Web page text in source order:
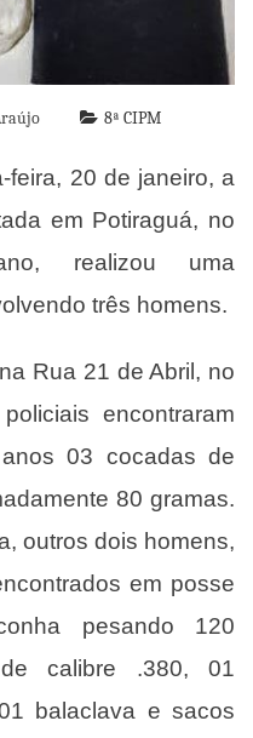
8ª CIPM
feira, 20 de janeiro, a
em Potiraguá, no
realizou uma
três homens.
Rua 21 de Abril, no
encontraram
03 cocadas de
80 gramas.
outros dois homens,
em posse
pesando 120
calibre .380, 01
balaclava e sacos